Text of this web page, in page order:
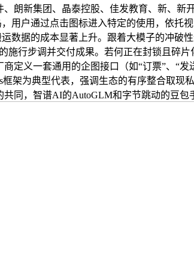
朗新集团、晶泰控股、佳发教育、新、
用户通过点击图标进入特定的使用，依
数据的成本显著上升。跟着大模子的冲破
施行步调并交付成果。若何正在封锁且碎
定义一套通用的企图接口（如“订票”、“
框架为典型代表，强调生态的有序整合取
同，智谱AI的AutoGLM和字节跳动的豆包